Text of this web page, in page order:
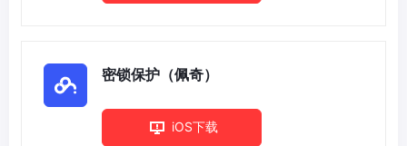
密锁保护（佩奇）
iOS下载